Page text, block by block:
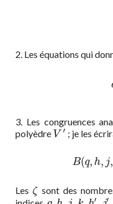
2. Les équations qui
3. Les congruences
polyèdre V ′
V′ ; je les
B(q, h, j,
Lesζ
ζ sont des
′ ′